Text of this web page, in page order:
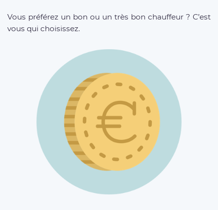
Vous préférez un bon ou un très bon chauffeur ? C’est
vous qui choisissez.